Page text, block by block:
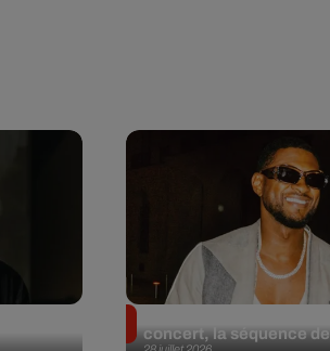
concert, la séquence